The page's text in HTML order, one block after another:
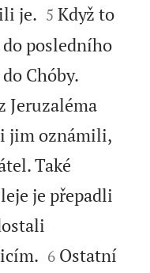
je. 

5 Když to
posledního
Chóby.
Jeruzaléma
jim oznámili,
Také
je přepadli


6 Ostatní